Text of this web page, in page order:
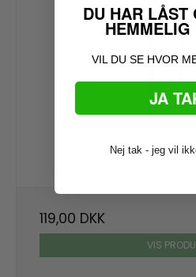
119,00 DKK
VIS
DU HAR LÅST
HEMMELIG
VIL DU SE HVOR
JA
Nej tak - jeg vil